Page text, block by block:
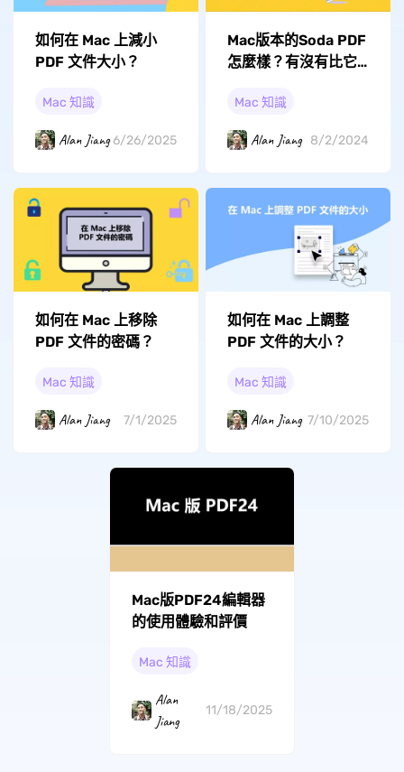
如何在 Mac 上減小
PDF 文件大小？
Mac 知識
Alan Jiang 6/26/2025
Mac版本的Soda PDF
怎麼樣？有沒有比它
Mac 知識
Alan Jiang 8/2/2024
如何在 Mac 上移除
PDF 文件的密碼？
Mac 知識
Alan Jiang 7/1/2025
如何在 Mac 上調整
PDF 文件的大小？
Mac 知識
Alan Jiang 7/10/2025
Mac版PDF24編輯器
的使用體驗和評價
Mac 知識
Alan
Jiang
11/18/2025